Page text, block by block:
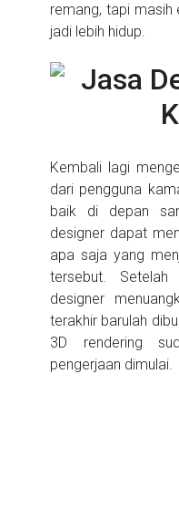
remang, tapi masih
jadi lebih hidup.
Kembali lagi
dari pengguna
baik di depan
designer dapat
apa saja yang
tersebut.
designer
terakhir barulah
3D rendering
pengerjaan dimulai.